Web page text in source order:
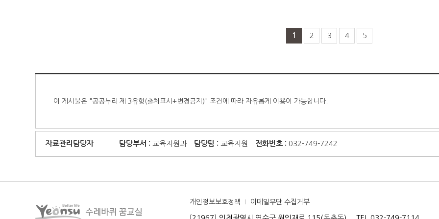
1 2 3 4 5
이 게시물은 "공공누리 제 3유형(출처표시+변경금지)" 조건에 따라 자유롭게 이용이 가능합니다.
자료관리담당자 담당부서 : 교육지원과 담당팀 : 교육지원 전화번호 : 032-749-7242
개인정보보호정책 이메일무단 수집거부